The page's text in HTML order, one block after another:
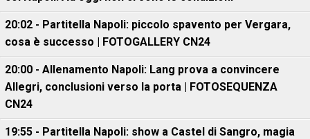
20:02 - Partitella Napoli: piccolo spavento per Vergara,
cosa è successo | FOTOGALLERY CN24
20:00 - Allenamento Napoli: Lang prova a convincere
Allegri, conclusioni verso la porta | FOTOSEQUENZA
CN24
19:55 - Partitella Napoli: show a Castel di Sangro, magia